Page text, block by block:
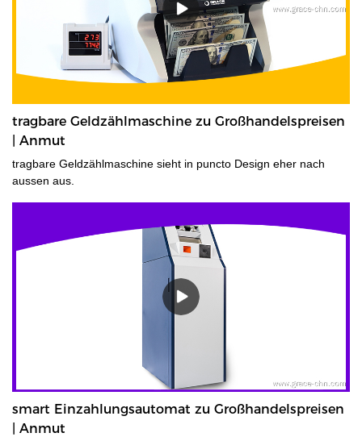
AnmutBanknotenzählmaschine ist die beste Wahl für Ihre
Geldzählanforderungen.DasWährungsbündelzählmaschine sollte
die erste Anlaufstelle für alle sein, die einen zeitsparenden
Banking-Helfer suchen. Unsere Auswahl
anBanknotenzählmaschinenwurde entwickelt, um jede Währung
geringes Gewicht für Bankangestellte bequeme Mobilität.
tragbare Geldzählmaschine zu Großhandelspreisen
| Anmut
tragbare Geldzählmaschine sieht in puncto Design eher nach
aussen aus.
smart Einzahlungsautomat zu Großhandelspreisen
| Anmut